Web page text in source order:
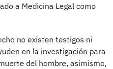
a Medicina Legal como
no existen testigos ni
en la investigación para
del hombre, asimismo,